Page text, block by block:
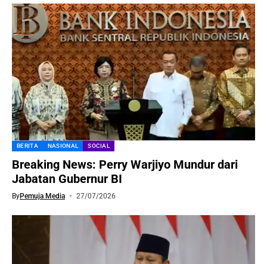
BERITA NASIONAL SOCIAL
Breaking News: Perry Warjiyo Mundur dari
Jabatan Gubernur BI
ByPemuja Media 27/07/2026